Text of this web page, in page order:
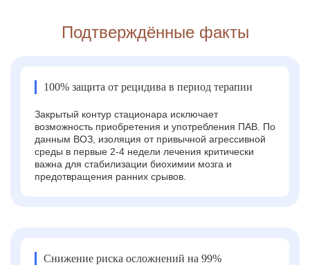
Подтверждённые факты
100% защита от рецидива в период терапии
Закрытый контур стационара исключает
возможность приобретения и употребления ПАВ. По
данным ВОЗ, изоляция от привычной агрессивной
среды в первые 2-4 недели лечения критически
важна для стабилизации биохимии мозга и
предотвращения ранних срывов.
Снижение риска осложнений на 99%